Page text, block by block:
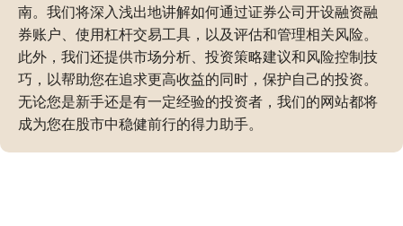
南。我们将深入浅出地讲解如何通过证券公司开设融资融
券账户、使用杠杆交易工具，以及评估和管理相关风险。
此外，我们还提供市场分析、投资策略建议和风险控制技
巧，以帮助您在追求更高收益的同时，保护自己的投资。
无论您是新手还是有一定经验的投资者，我们的网站都将
成为您在股市中稳健前行的得力助手。